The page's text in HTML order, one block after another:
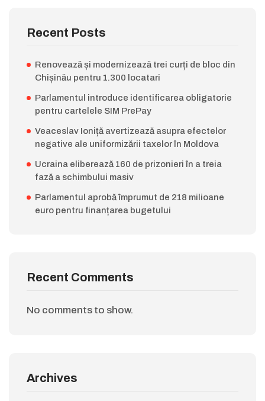
Recent Posts
Renovează și modernizează trei curți de bloc din
Chișinău pentru 1.300 locatari
Parlamentul introduce identificarea obligatorie
pentru cartelele SIM PrePay
Veaceslav Ioniță avertizează asupra efectelor
negative ale uniformizării taxelor în Moldova
Ucraina eliberează 160 de prizonieri în a treia
fază a schimbului masiv
Parlamentul aprobă împrumut de 218 milioane
euro pentru finanțarea bugetului
Recent Comments
No comments to show.
Archives